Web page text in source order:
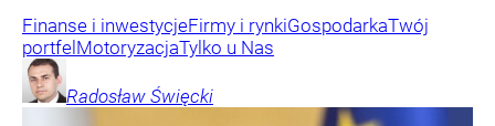
Finanse i inwestycjeFirmy i rynkiGospodarkaTwój
portfelMotoryzacjaTylko u Nas
Radosław Święcki